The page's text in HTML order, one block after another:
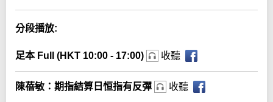
分段播放:
足本 Full (HKT 10:00 - 17:00) 收聽
陳蓓敏：期指結算日恒指有反彈 收聽